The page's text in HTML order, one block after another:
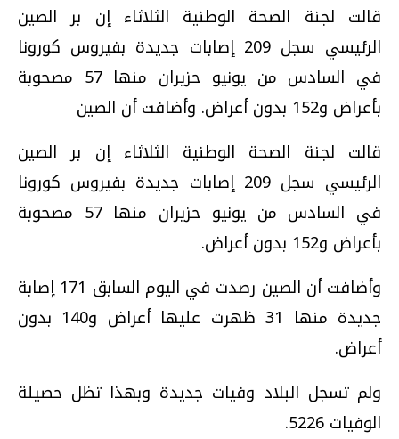
قالت لجنة الصحة الوطنية الثلاثاء إن بر الصين
الرئيسي سجل 209 إصابات جديدة بفيروس كورونا
في السادس من يونيو حزيران منها 57 مصحوبة
بأعراض و152 بدون أعراض. وأضافت أن الصين
قالت لجنة الصحة الوطنية الثلاثاء إن بر الصين
الرئيسي سجل 209 إصابات جديدة بفيروس كورونا
في السادس من يونيو حزيران منها 57 مصحوبة
بأعراض و152 بدون أعراض.
وأضافت أن الصين رصدت في اليوم السابق 171 إصابة
جديدة منها 31 ظهرت عليها أعراض و140 بدون
أعراض.
ولم تسجل البلاد وفيات جديدة وبهذا تظل حصيلة
الوفيات 5226.